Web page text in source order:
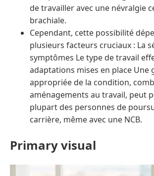
de travailler avec une névralgie
brachiale.
Cependant, cette possibilité
plusieurs facteurs cruciaux : La
symptômes Le type de travail
adaptations mises en place Une
appropriée de la condition,
aménagements au travail, peut
plupart des personnes de
carrière, même avec une NCB.
Primary visual